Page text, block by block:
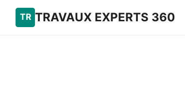
TRAVAUX EXPERTS 360